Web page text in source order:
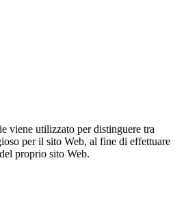
viene utilizzato per distinguere tra
per il sito Web, al fine di effettuare
proprio sito Web.